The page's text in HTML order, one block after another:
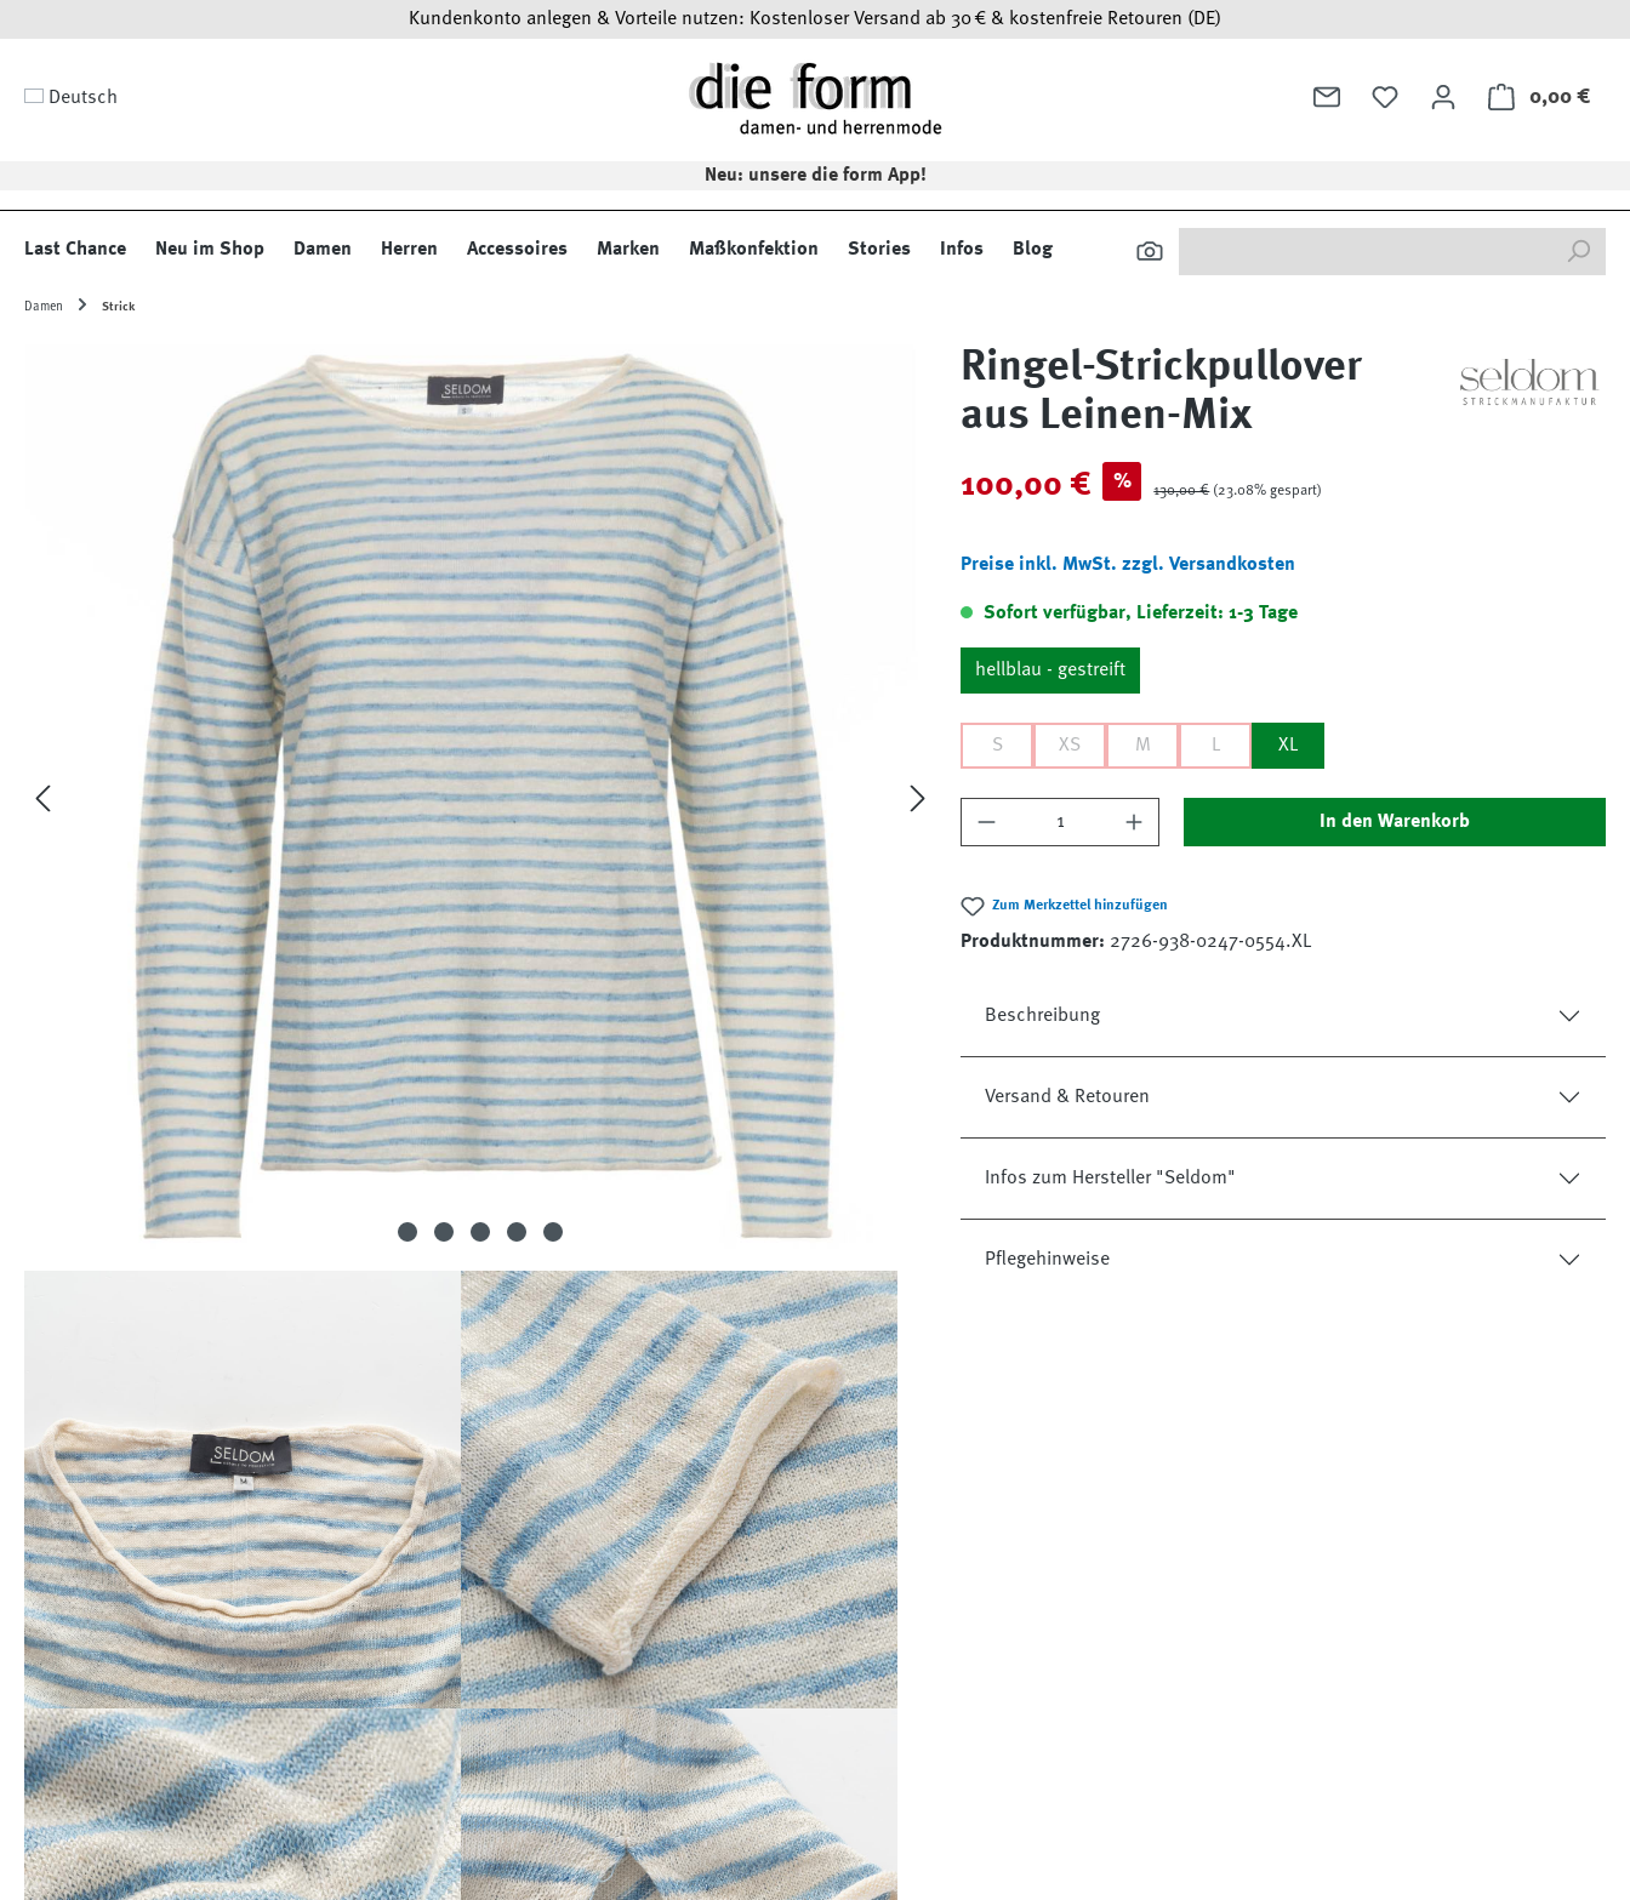
Kundenkonto anlegen & Vorteile nutzen: Kostenloser Versand ab 30 € & kostenfreie Retouren (DE)
Deutsch 0,00 €
Neu: unsere die form App!
Last Chance Neu im Shop Damen Herren Accessoires Marken Maßkonfektion Stories Infos Blog
Damen Strick
Ringel-Strickpullover
aus Leinen-Mix
Verkaufspreis:
100,00 € % Regulärer Preis:
130,00 € (23.08% gespart)
Preise inkl. MwSt. zzgl. Versandkosten
Sofort verfügbar, Lieferzeit: 1-3 Tage
hellblau - gestreift
S XS M L XL
Produkt Anzahl: Gib den gewünschten Wert ein
In den Warenkorb
Zum Merkzettel hinzufügen
Produktnummer: 2726-938-0247-0554.XL
Beschreibung
Versand & Retouren
Infos zum Hersteller "Seldom"
Pflegehinweise